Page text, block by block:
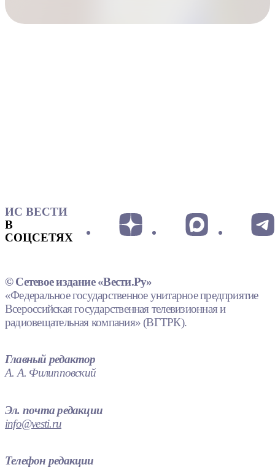
ИС ВЕСТИ
В
СОЦСЕТЯХ
© Сетевое издание «Вести.Ру»
«Федеральное государственное унитарное предприятие
Всероссийская государственная телевизионная и
радиовещательная компания» (ВГТРК).
Главный редактор
А. А. Филипповский
Эл. почта редакции
info@vesti.ru
Телефон редакции